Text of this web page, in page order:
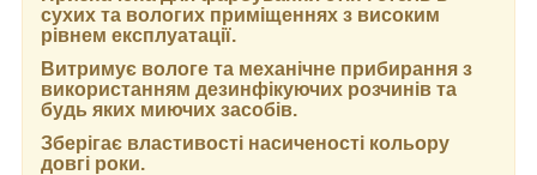
сухих та вологих приміщеннях з високим
рівнем експлуатації.
Витримує вологе та механічне прибирання з
використанням дезинфікуючих розчинів та
будь яких миючих засобів.
Зберігає властивості насиченості кольору
довгі роки.